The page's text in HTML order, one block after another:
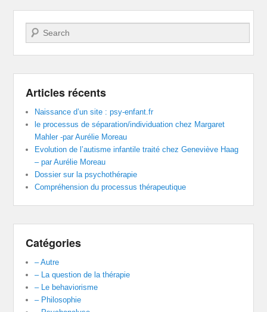
Recherche
Articles récents
Naissance d’un site : psy-enfant.fr
le processus de séparation/individuation chez Margaret
Mahler -par Aurélie Moreau
Evolution de l’autisme infantile traité chez Geneviève Haag
– par Aurélie Moreau
Dossier sur la psychothérapie
Compréhension du processus thérapeutique
Catégories
– Autre
– La question de la thérapie
– Le behaviorisme
– Philosophie